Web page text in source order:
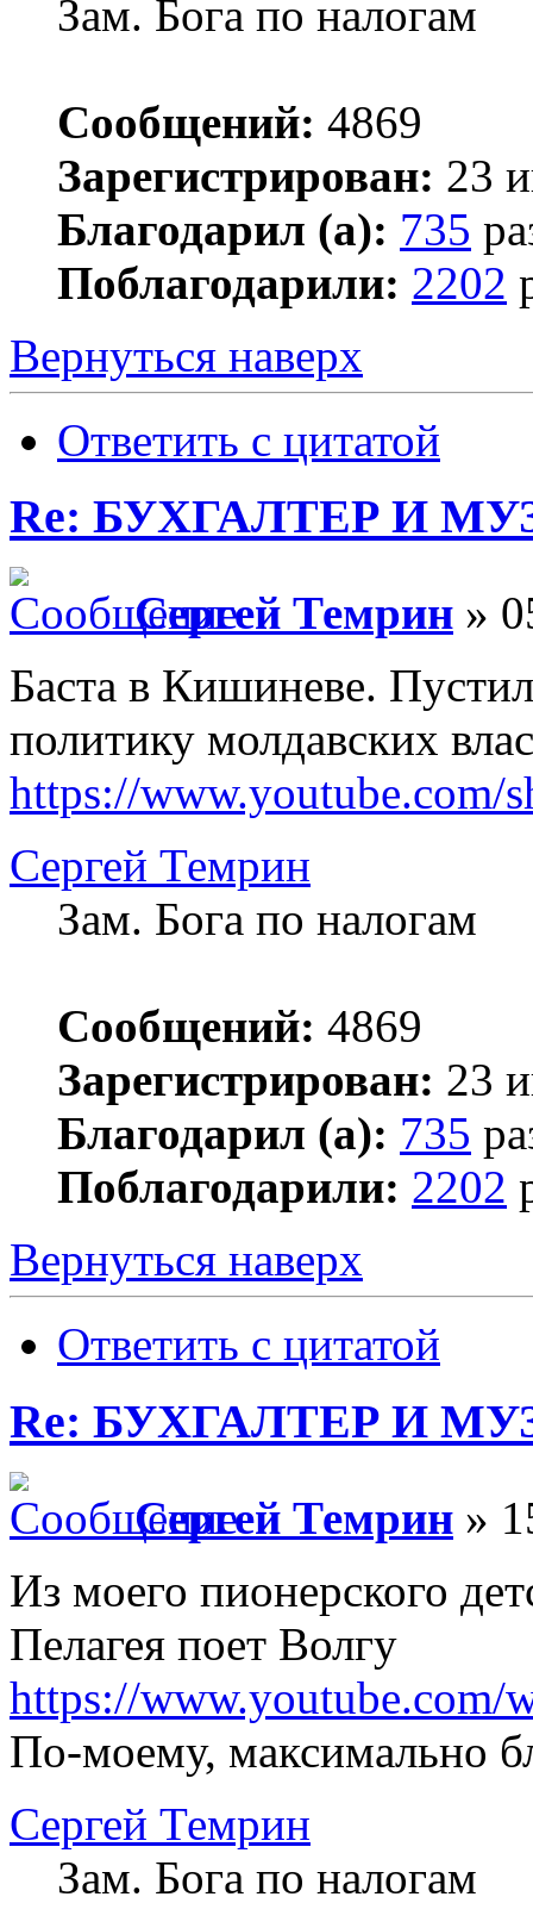
Зам. Бога по налогам
Сообщений: 4869
Зарегистрирован: 23
Благодарил (а): 735
Поблагодарили: 2202
Вернуться наверх
Ответить с цитатой
Re: БУХГАЛТЕР И
Сергей Темрин »
Баста в Кишиневе.
политику молдавских
https://www.youtube.com/
Сергей Темрин
Зам. Бога по налогам
Сообщений: 4869
Зарегистрирован: 23
Благодарил (а): 735
Поблагодарили: 2202
Вернуться наверх
Ответить с цитатой
Re: БУХГАЛТЕР И
Сергей Темрин »
Из моего пионерского
Пелагея поет Волгу
https://www.youtube.com/
По-моему, максимально
Сергей Темрин
Зам. Бога по налогам